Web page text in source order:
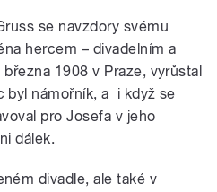
se navzdory svému
hercem – divadelním a
1908 v Praze, vyrůstal
byl námořník, a i když se
pro Josefa v jeho
dálek.
divadle, ale také v